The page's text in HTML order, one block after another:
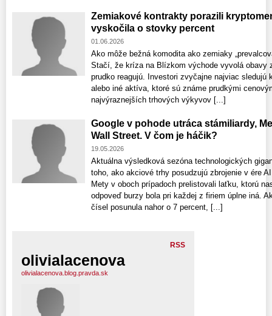
Zemiakové kontrakty porazili
vyskočila o stovky percent
01.06.2026
Ako môže bežná komodita ako zemiaky
Stačí, že kríza na Blízkom východe vyvolá obavy
prudko reagujú. Investori zvyčajne najviac sledujú
alebo iné aktíva, ktoré sú známe prudkými
najvýraznejších trhových výkyvov [...]
Google v pohode utráca stámiliardy,
Wall Street. V čom je háčik?
19.05.2026
Aktuálna výsledková sezóna technologických
toho, ako akciové trhy posudzujú zbrojenie v ére
Mety v oboch prípadoch prelistovali laťku, ktorú
odpoveď burzy bola pri každej z firiem úplne iná.
čísel posunula nahor o 7 percent, [...]
RSS
olivialacenova
olivialacenova.blog.pravda.sk